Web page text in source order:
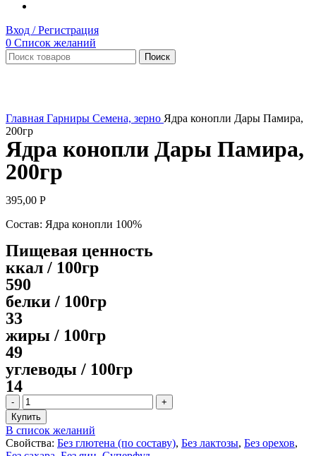
Вход / Регистрация
0 Список желаний
Поиск
Главная Гарниры Семена, зерно Ядра конопли Дары Памира,
200гр
Ядра конопли Дары Памира,
200гр
395,00 Р
Состав: Ядра конопли 100%
Пищевая ценность
ккал / 100гр
590
белки / 100гр
33
жиры / 100гр
49
углеводы / 100гр
14
Количество
товара
Ядра
конопли
Дары
Купить
В список желаний
Свойства: Без глютена (по составу), Без лактозы, Без орехов,